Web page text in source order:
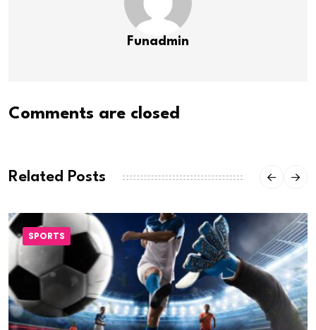
Funadmin
Comments are closed
Related Posts
SPORTS